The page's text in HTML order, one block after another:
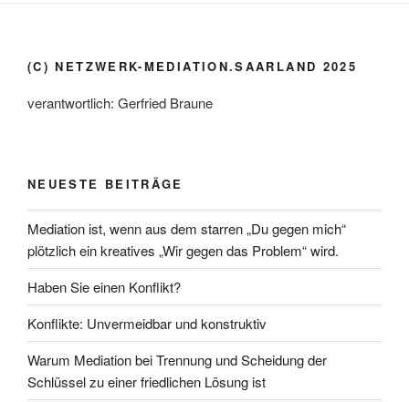
(C) NETZWERK-MEDIATION.SAARLAND 2025
verantwortlich: Gerfried Braune
NEUESTE BEITRÄGE
Mediation ist, wenn aus dem starren „Du gegen mich“
plötzlich ein kreatives „Wir gegen das Problem“ wird.
Haben Sie einen Konflikt?
Konflikte: Unvermeidbar und konstruktiv
Warum Mediation bei Trennung und Scheidung der
Schlüssel zu einer friedlichen Lösung ist